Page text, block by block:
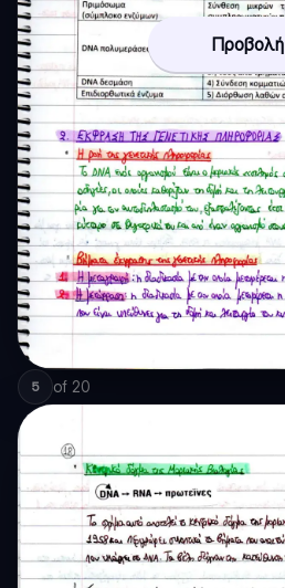
Προβολή
5 of 20